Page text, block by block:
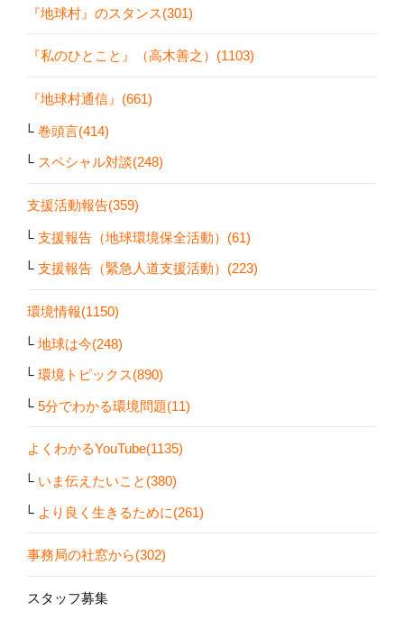
『地球村』のスタンス(301)
『私のひとこと』（高木善之）(1103)
『地球村通信』(661)
巻頭言(414)
スペシャル対談(248)
支援活動報告(359)
支援報告（地球環境保全活動）(61)
支援報告（緊急人道支援活動）(223)
環境情報(1150)
地球は今(248)
環境トピックス(890)
5分でわかる環境問題(11)
よくわかるYouTube(1135)
いま伝えたいこと(380)
より良く生きるために(261)
事務局の社窓から(302)
スタッフ募集